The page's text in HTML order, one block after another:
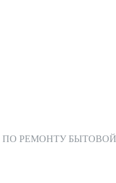
РЕМОНТУ